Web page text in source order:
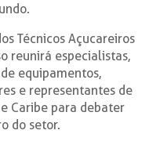
Técnicos Açucareiros
reunirá especialistas,
equipamentos,
e representantes de
Caribe para debater
do setor.